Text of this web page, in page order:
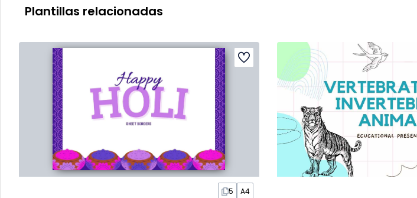
Plantillas relacionadas
5 A4